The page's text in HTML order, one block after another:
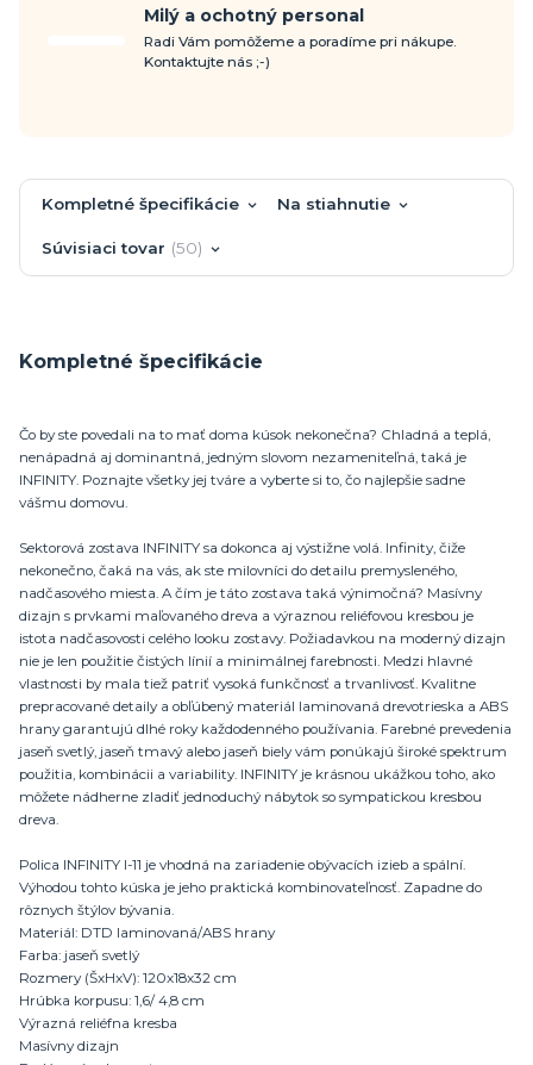
Milý a ochotný personal
Radi Vám pomôžeme a poradíme pri nákupe.
Kontaktujte nás ;-)
Kompletné špecifikácie Na stiahnutie
Súvisiaci tovar 50
Kompletné špecifikácie
Čo by ste povedali na to mať doma kúsok nekonečna? Chladná a teplá,
nenápadná aj dominantná, jedným slovom nezameniteľná, taká je
INFINITY. Poznajte všetky jej tváre a vyberte si to, čo najlepšie sadne
vášmu domovu.
Sektorová zostava INFINITY sa dokonca aj výstižne volá. Infinity, čiže
nekonečno, čaká na vás, ak ste milovníci do detailu premysleného,
nadčasového miesta. A čím je táto zostava taká výnimočná? Masívny
dizajn s prvkami maľovaného dreva a výraznou reliéfovou kresbou je
istota nadčasovosti celého looku zostavy. Požiadavkou na moderný dizajn
nie je len použitie čistých línií a minimálnej farebnosti. Medzi hlavné
vlastnosti by mala tiež patriť vysoká funkčnosť a trvanlivosť. Kvalitne
prepracované detaily a obľúbený materiál laminovaná drevotrieska a ABS
hrany garantujú dlhé roky každodenného používania. Farebné prevedenia
jaseň svetlý, jaseň tmavý alebo jaseň biely vám ponúkajú široké spektrum
použitia, kombinácii a variability. INFINITY je krásnou ukážkou toho, ako
môžete nádherne zladiť jednoduchý nábytok so sympatickou kresbou
dreva.
Polica INFINITY I-11 je vhodná na zariadenie obývacích izieb a spální.
Výhodou tohto kúska je jeho praktická kombinovateľnosť. Zapadne do
rôznych štýlov bývania.
Materiál: DTD laminovaná/ABS hrany
Farba: jaseň svetlý
Rozmery (ŠxHxV): 120x18x32 cm
Hrúbka korpusu: 1,6/ 4,8 cm
Výrazná reliéfna kresba
Masívny dizajn